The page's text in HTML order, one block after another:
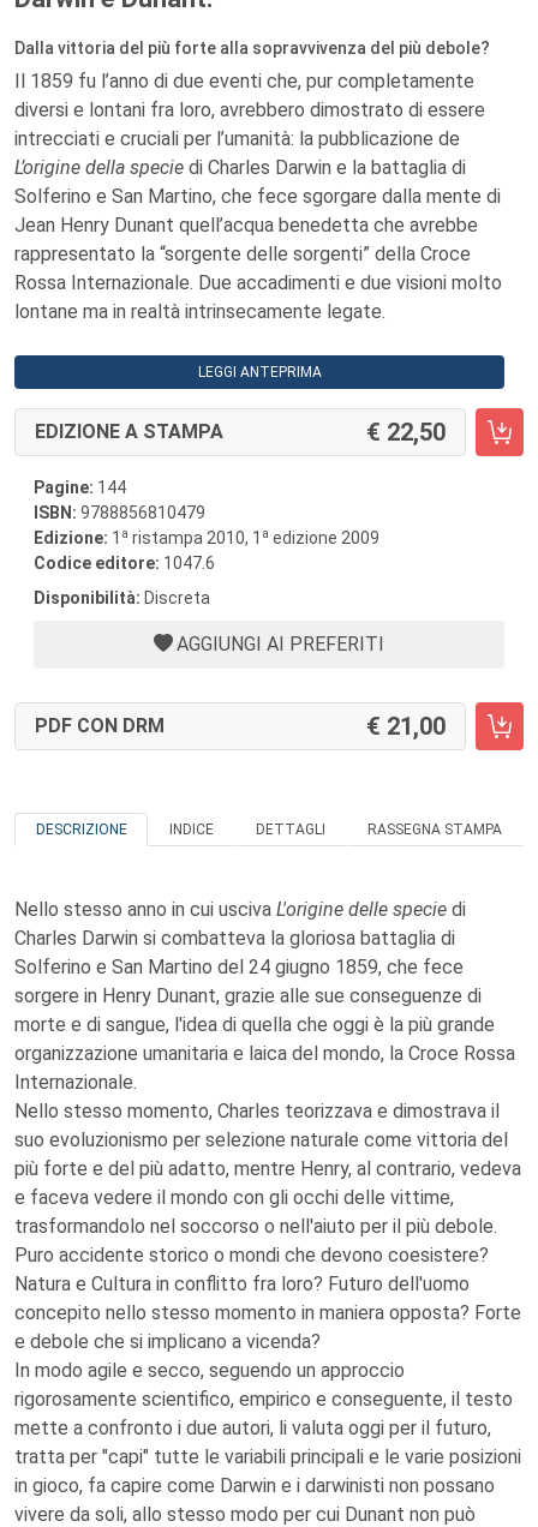
Dalla vittoria del più forte alla sopravvivenza del più debole?
Il 1859 fu l’anno di due eventi che, pur completamente
diversi e lontani fra loro, avrebbero dimostrato di essere
intrecciati e cruciali per l’umanità: la pubblicazione de
L’origine della specie di Charles Darwin e la battaglia di
Solferino e San Martino, che fece sgorgare dalla mente di
Jean Henry Dunant quell’acqua benedetta che avrebbe
rappresentato la “sorgente delle sorgenti” della Croce
Rossa Internazionale. Due accadimenti e due visioni molto
lontane ma in realtà intrinsecamente legate.
LEGGI ANTEPRIMA
EDIZIONE A STAMPA 22,50
Pagine: 144
ISBN: 9788856810479
Edizione: 1 a ristampa 2010, 1 a edizione 2009
Codice editore: 1047.6
Disponibilità: Discreta
AGGIUNGI AI PREFERITI
PDF CON DRM 21,00
DESCRIZIONE INDICE DETTAGLI RASSEGNA STAMPA
Nello stesso anno in cui usciva L'origine delle specie di
Charles Darwin si combatteva la gloriosa battaglia di
Solferino e San Martino del 24 giugno 1859, che fece
sorgere in Henry Dunant, grazie alle sue conseguenze di
morte e di sangue, l'idea di quella che oggi è la più grande
organizzazione umanitaria e laica del mondo, la Croce Rossa
Internazionale.
Nello stesso momento, Charles teorizzava e dimostrava il
suo evoluzionismo per selezione naturale come vittoria del
più forte e del più adatto, mentre Henry, al contrario, vedeva
e faceva vedere il mondo con gli occhi delle vittime,
trasformandolo nel soccorso o nell'aiuto per il più debole.
Puro accidente storico o mondi che devono coesistere?
Natura e Cultura in conflitto fra loro? Futuro dell'uomo
concepito nello stesso momento in maniera opposta? Forte
e debole che si implicano a vicenda?
In modo agile e secco, seguendo un approccio
rigorosamente scientifico, empirico e conseguente, il testo
mette a confronto i due autori, li valuta oggi per il futuro,
tratta per "capi" tutte le variabili principali e le varie posizioni
in gioco, fa capire come Darwin e i darwinisti non possano
vivere da soli, allo stesso modo per cui Dunant non può